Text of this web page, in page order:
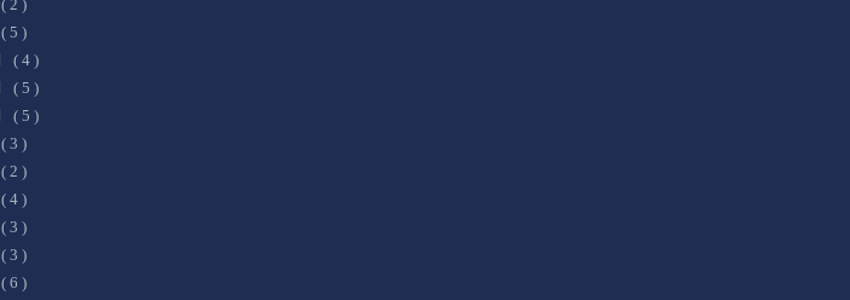
(2)
(5)
(4)
(5)
(5)
(3)
(2)
(4)
(3)
(3)
(6)